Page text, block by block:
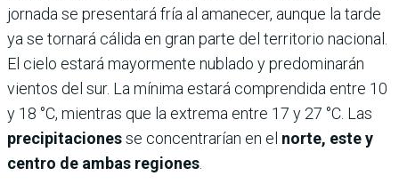
jornada se presentará fría al amanecer, aunque la tarde
ya se tornará cálida en gran parte del territorio nacional.
El cielo estará mayormente nublado y predominarán
vientos del sur. La mínima estará comprendida entre 10
y 18 °C, mientras que la extrema entre 17 y 27 °C. Las
precipitacionesse concentrarían en el norte, este y
centro de ambas regiones